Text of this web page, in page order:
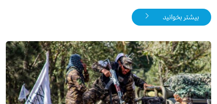
بیشتر بخوانید